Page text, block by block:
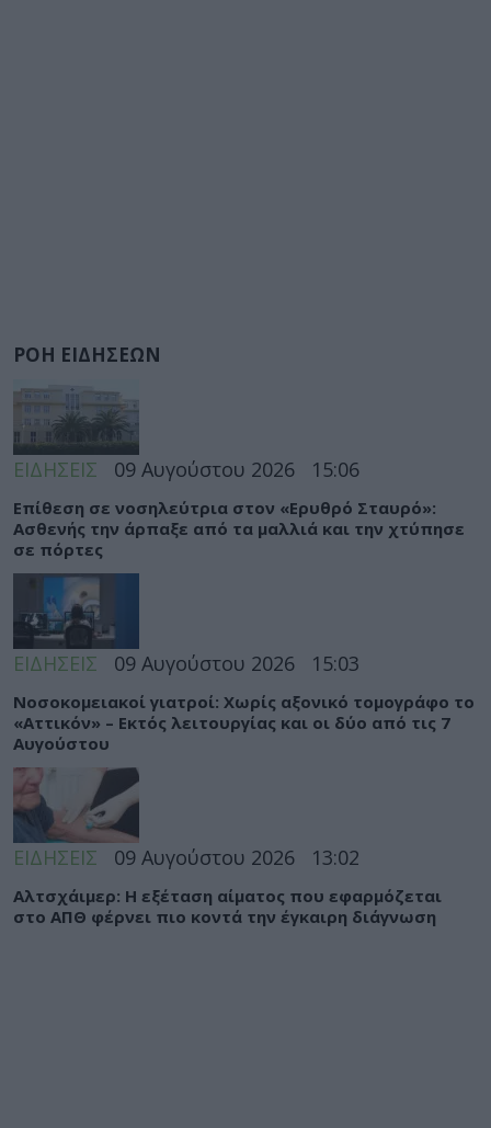
ΡΟΗ ΕΙΔΗΣΕΩΝ
ΕΙΔΗΣΕΙΣ 09 Αυγούστου 2026 15:06
Eπίθεση σε νοσηλεύτρια στον «Ερυθρό Σταυρό»:
Ασθενής την άρπαξε από τα μαλλιά και την χτύπησε
σε πόρτες
ΕΙΔΗΣΕΙΣ 09 Αυγούστου 2026 15:03
Νοσοκομειακοί γιατροί: Χωρίς αξονικό τομογράφο το
«Αττικόν» – Εκτός λειτουργίας και οι δύο από τις 7
Αυγούστου
ΕΙΔΗΣΕΙΣ 09 Αυγούστου 2026 13:02
Αλτσχάιμερ: Η εξέταση αίματος που εφαρμόζεται
στο ΑΠΘ φέρνει πιο κοντά την έγκαιρη διάγνωση